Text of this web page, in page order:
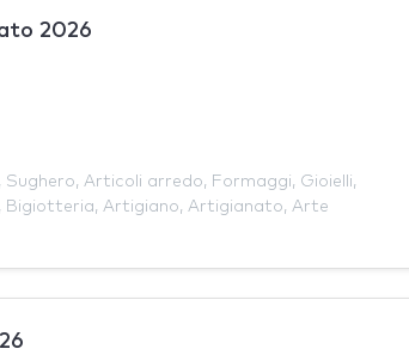
2026
Sughero, Articoli arredo, Formaggi, Gioielli,
Bigiotteria, Artigiano, Artigianato, Arte